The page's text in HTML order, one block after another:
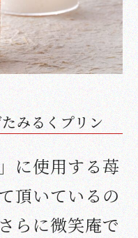
みるくプリン
に使用する苺
頂いているの
らに微笑庵で